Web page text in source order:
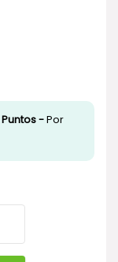
Puntos -Por